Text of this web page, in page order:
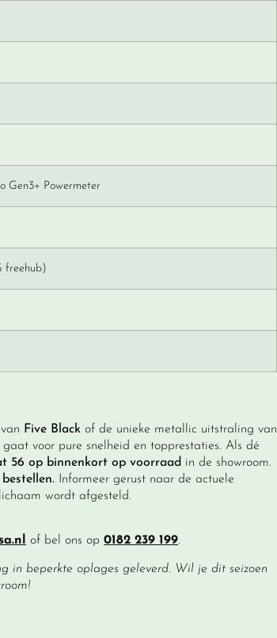
Gen3+ Powermeter
freehub)
Five Black of de unieke metallic uitstraling van
voor pure snelheid en topprestaties. Als dé
56 op binnenkort op voorraad in de showroom.
Informeer gerust naar de actuele
wordt afgesteld.
of bel ons op 0182 239 199.
in beperkte oplages geleverd. Wil je dit seizoen